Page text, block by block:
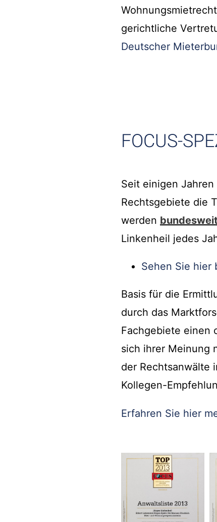
gerichtliche
Deutscher
FOCUS-
Seit einigen
Rechtsgebiete die
werden bundesweit
Linkenheil jedes
Sehen Sie hier
Basis für die
durch das
Fachgebiete einen
sich ihrer Meinung
der Rechtsanwälte
Kollegen-
Erfahren Sie hier